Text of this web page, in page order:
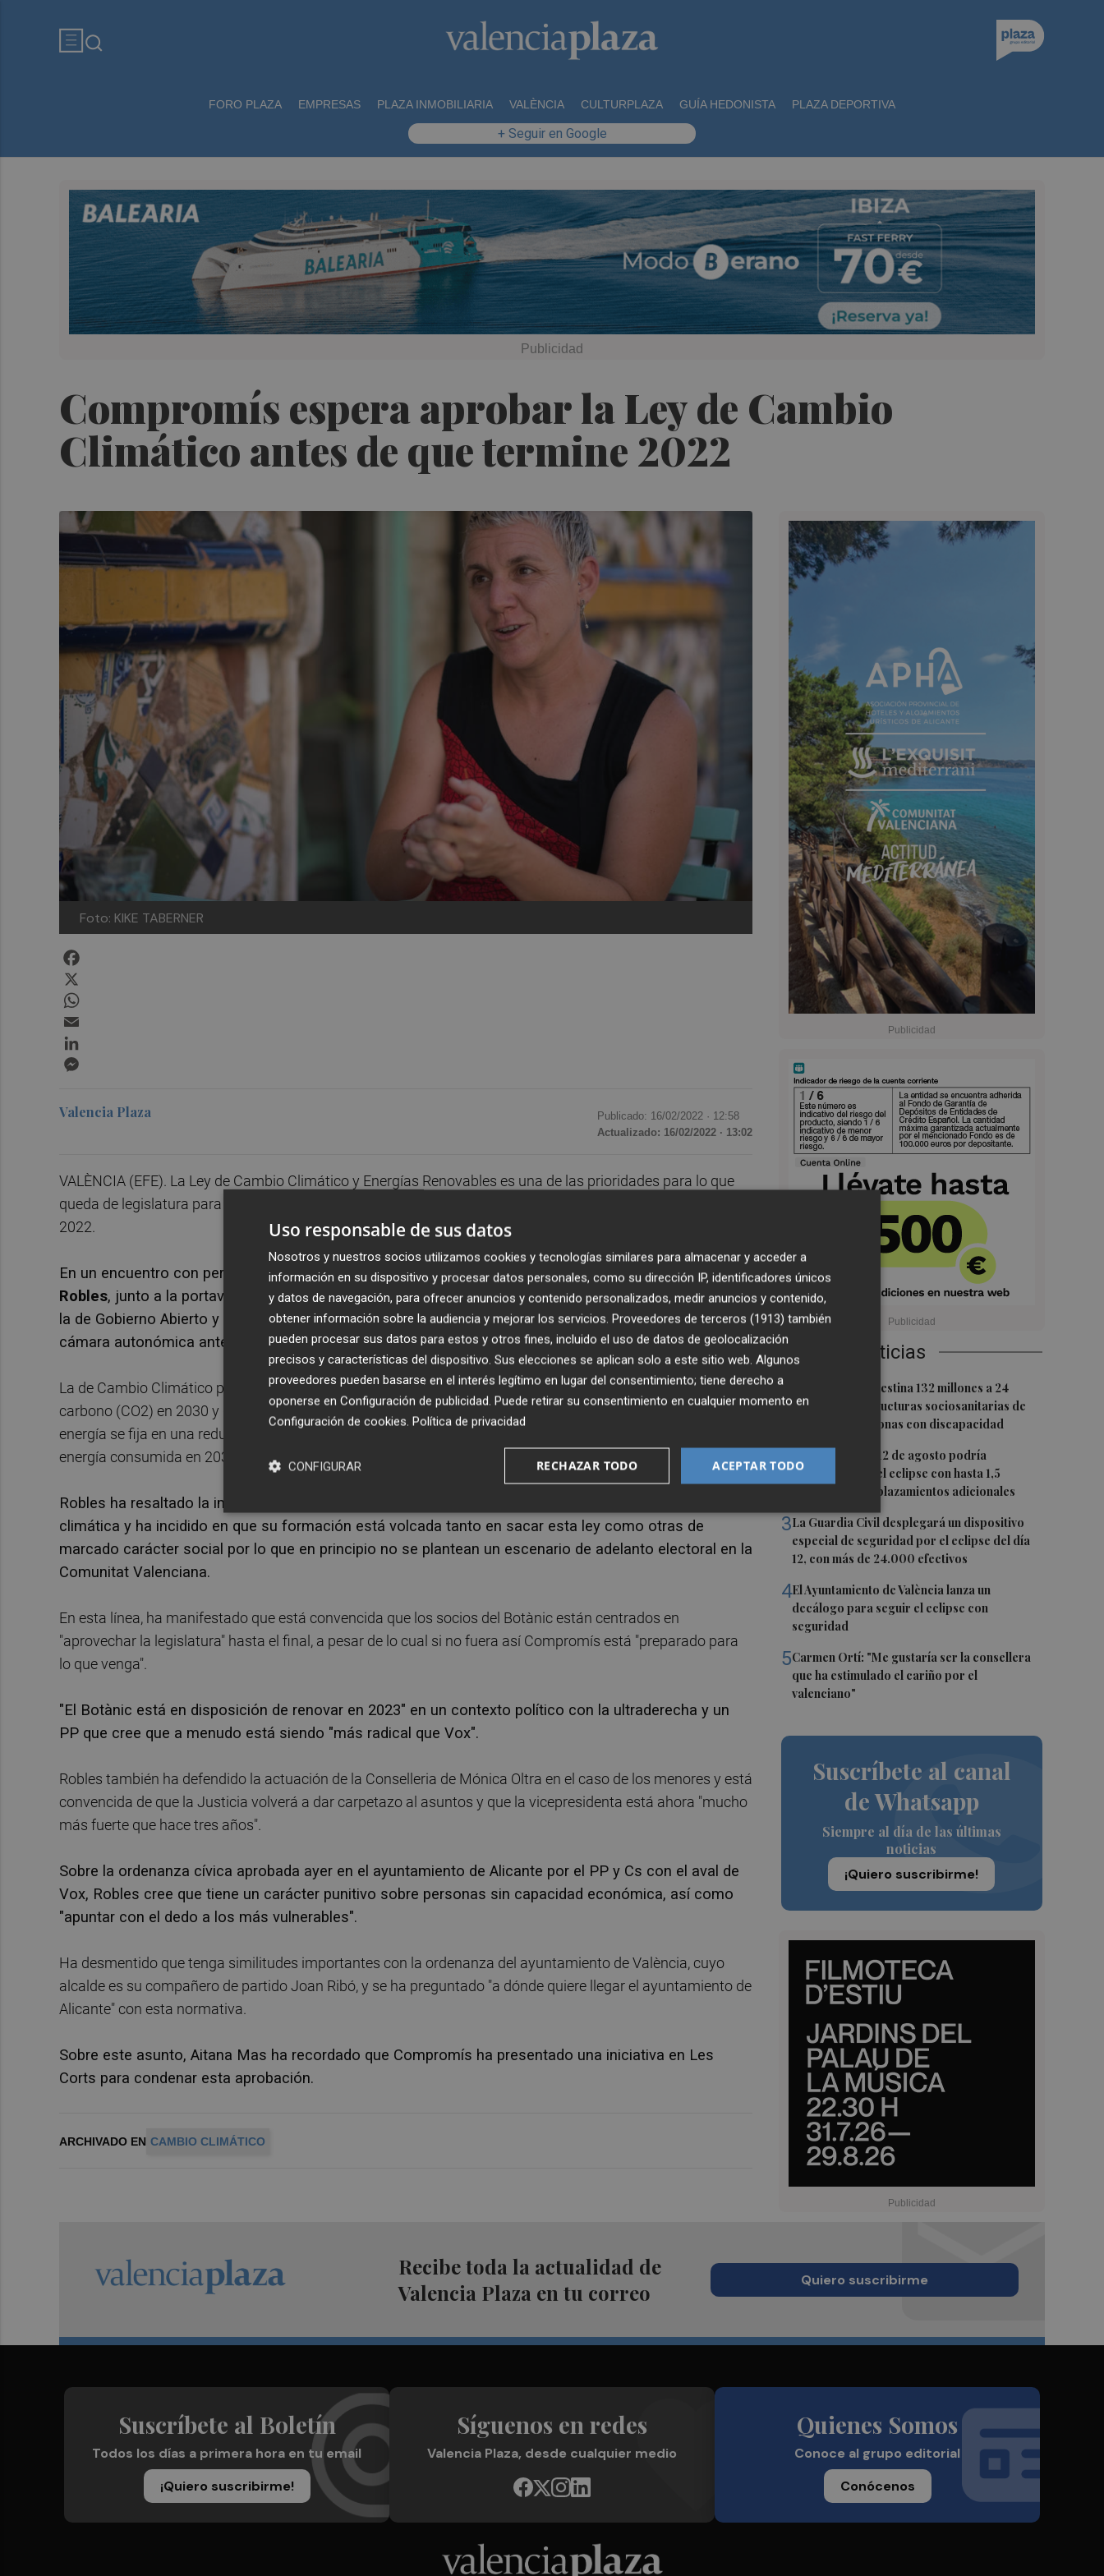
FORO PLAZA EMPRESAS PLAZA INMOBILIARIA VALÈNCIA CULTURPLAZA GUÍA HEDONISTA PLAZA DEPORTIVA
+ Seguir en Google
Compromís espera aprobar la Ley de Cambio
Climático antes de que termine 2022
Foto: KIKE TABERNER
Últimas Noticias
1
La Generalitat destina 132 millones a 24
nuevas infraestructuras sociosanitarias de
mayores y personas con discapacidad
2 La movilidad el 12 de agosto podría
duplicarse por el eclipse con hasta 1,5
millones de desplazamientos adicionales
3La Guardia Civil desplegará un dispositivo
especial de seguridad por el eclipse del día
12, con más de 24.000 efectivos
4El Ayuntamiento de València lanza un
decálogo para seguir el eclipse con
seguridad
5Carmen Ortí: "Me gustaría ser la consellera
que ha estimulado el cariño por el
valenciano"
Suscríbete al canal
de Whatsapp
Siempre al día de las últimas
noticias
¡Quiero suscribirme!
Valencia Plaza Publicado: 16/02/2022 · 12:58
Actualizado: 16/02/2022 · 13:02
VALÈNCIA (EFE). La Ley de Cambio Climático y Energías Renovables es una de las prioridades para lo que
queda de legislatura para Compromís, que espera que pueda ser aprobada antes de finales del presente
2022.
En un encuentro con periodistas en Alicante de la nueva síndica de Compromís en Les Corts,Papi
Robles, junto a la portavoz adjunta,Aitana Mas, ambas han explicado que esta ley constituye, junto a
la de Gobierno Abierto y la de Economía Circular, una de las principales apuestas de la formación en la
cámara autonómica antes de que acabe el mandato.
La de Cambio Climático prevé, entre otros aspectos, reducir un 40 por ciento las emisiones de dióxido de
carbono (CO2) en 2030 y declarar la neutralidad de emisiones en 2050. Además, en materia de consumo de
energía se fija en una reducción del 35,4 por ciento en 2030 y se establece como objetivo que el 42 de la
energía consumida en 2030 sea procedente de fuentes renovables.
Robles ha resaltado la implicación de Compromís en las políticas dirigidas para afrontar la emergencia
climática y ha incidido en que su formación está volcada tanto en sacar esta ley como otras de
marcado carácter social por lo que en principio no se plantean un escenario de adelanto electoral en la
Comunitat Valenciana.
En esta línea, ha manifestado que está convencida que los socios del Botànic están centrados en
"aprovechar la legislatura" hasta el final, a pesar de lo cual si no fuera así Compromís está "preparado para
lo que venga".
"El Botànic está en disposición de renovar en 2023" en un contexto político con la ultraderecha y un
PP que cree que a menudo está siendo "más radical que Vox".
Robles también ha defendido la actuación de la Conselleria de Mónica Oltra en el caso de los menores y está
convencida de que la Justicia volverá a dar carpetazo al asuntos y que la vicepresidenta está ahora "mucho
más fuerte que hace tres años".
Sobre la ordenanza cívica aprobada ayer en el ayuntamiento de Alicante por el PP y Cs con el aval de
Vox, Robles cree que tiene un carácter punitivo sobre personas sin capacidad económica, así como
"apuntar con el dedo a los más vulnerables".
Ha desmentido que tenga similitudes importantes con la ordenanza del ayuntamiento de València, cuyo
alcalde es su compañero de partido Joan Ribó, y se ha preguntado "a dónde quiere llegar el ayuntamiento de
Alicante" con esta normativa.
Sobre este asunto, Aitana Mas ha recordado que Compromís ha presentado una iniciativa en Les
Corts para condenar esta aprobación.
ARCHIVADO EN CAMBIO CLIMÁTICO
Recibe toda la actualidad de
Valencia Plaza en tu correo
Quiero suscribirme
Suscríbete al Boletín
Todos los días a primera hora en tu email
¡Quiero suscribirme!
Síguenos en redes
Valencia Plaza, desde cualquier medio
Quienes Somos
Conoce al grupo editorial
Conócenos
Uso responsable de sus datos
Nosotros y nuestros socios utilizamos cookies y tecnologías similares para almacenar y acceder a
información en su dispositivo y procesar datos personales, como su dirección IP, identificadores únicos
y datos de navegación, para ofrecer anuncios y contenido personalizados, medir anuncios y contenido,
obtener información sobre la audiencia y mejorar los servicios. Proveedores de terceros (1913) también
pueden procesar sus datos para estos y otros fines, incluido el uso de datos de geolocalización
precisos y características del dispositivo. Sus elecciones se aplican solo a este sitio web. Algunos
proveedores pueden basarse en el interés legítimo en lugar del consentimiento; tiene derecho a
oponerse en Configuración de publicidad. Puede retirar su consentimiento en cualquier momento en
Configuración de cookies. Política de privacidad
ACEPTAR TODO
RECHAZAR TODO
CONFIGURAR